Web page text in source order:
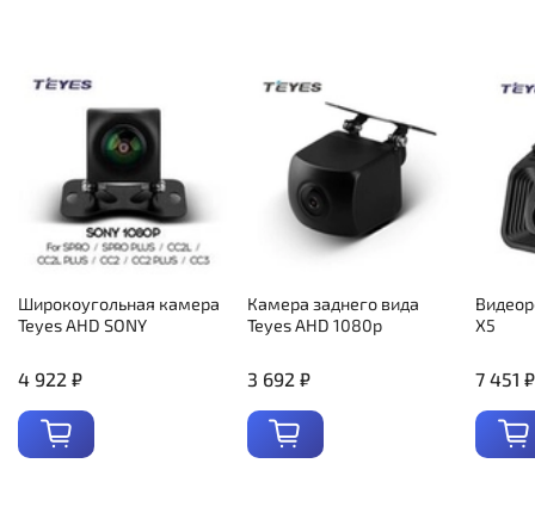
Широкоугольная камера
Teyes AHD SONY
4 922 ₽
Камера заднего вида
Teyes AHD 1080p
3 692 ₽
X5
7 451 ₽